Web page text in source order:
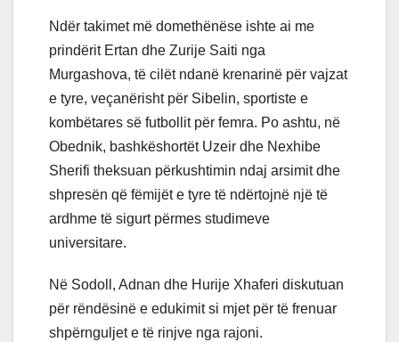
Ndër takimet më domethënëse ishte ai me
prindërit Ertan dhe Zurije Saiti nga
Murgashova, të cilët ndanë krenarinë për vajzat
e tyre, veçanërisht për Sibelin, sportiste e
kombëtares së futbollit për femra. Po ashtu, në
Obednik, bashkëshortët Uzeir dhe Nexhibe
Sherifi theksuan përkushtimin ndaj arsimit dhe
shpresën që fëmijët e tyre të ndërtojnë një të
ardhme të sigurt përmes studimeve
universitare.
Në Sodoll, Adnan dhe Hurije Xhaferi diskutuan
për rëndësinë e edukimit si mjet për të frenuar
shpërnguljet e të rinjve nga rajoni.